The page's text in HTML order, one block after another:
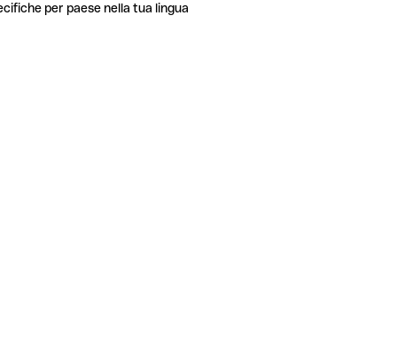
per paese nella tua lingua